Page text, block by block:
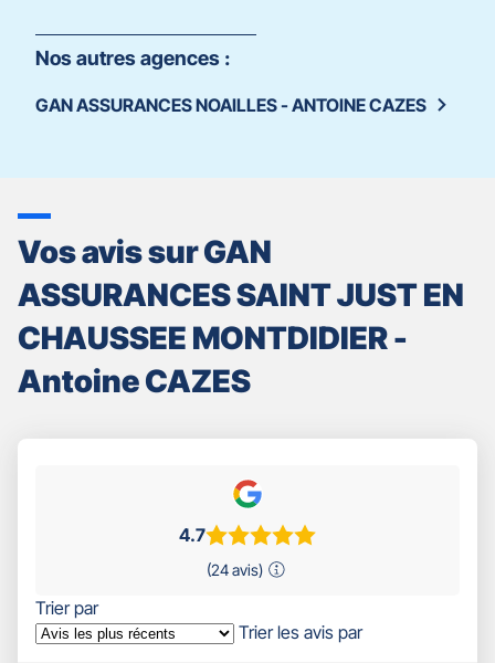
Nos autres agences :
GAN ASSURANCES NOAILLES - ANTOINE CAZES
Vos avis sur GAN
ASSURANCES SAINT JUST EN
CHAUSSEE MONTDIDIER -
Antoine CAZES
4.7
(24 avis)
Trier par
Trier les avis par